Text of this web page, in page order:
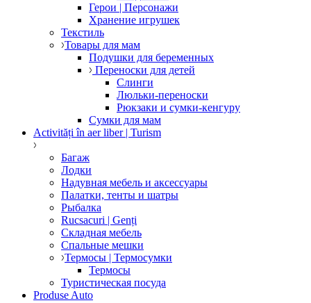
Герои | Персонажи
Хранение игрушек
Текстиль
Товары для мам
Подушки для беременных
Переноски для детей
Слинги
Люльки-переноски
Рюкзаки и сумки-кенгуру
Сумки для мам
Activități în aer liber | Turism
Багаж
Лодки
Надувная мебель и аксессуары
Палатки, тенты и шатры
Рыбалка
Rucsacuri | Genți
Складная мебель
Спальные мешки
Термосы | Термосумки
Термосы
Туристическая посуда
Produse Auto